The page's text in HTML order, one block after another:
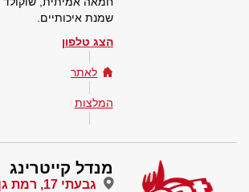
שמנת איכותיים.
הצג טלפון
לאתר
המלצות
מנדל קייטרינג
גבעתי 17, רמת גן